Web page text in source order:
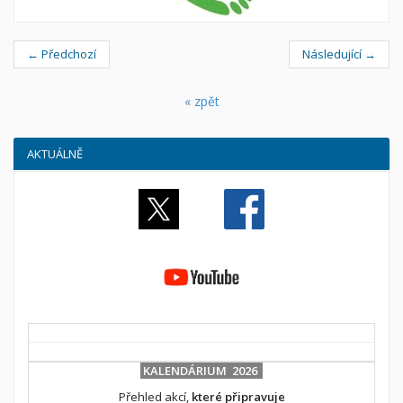
← Předchozí Následující →
« zpět
AKTUÁLNĚ
KALENDÁRIUM 2026
Přehled akcí, které připravuje